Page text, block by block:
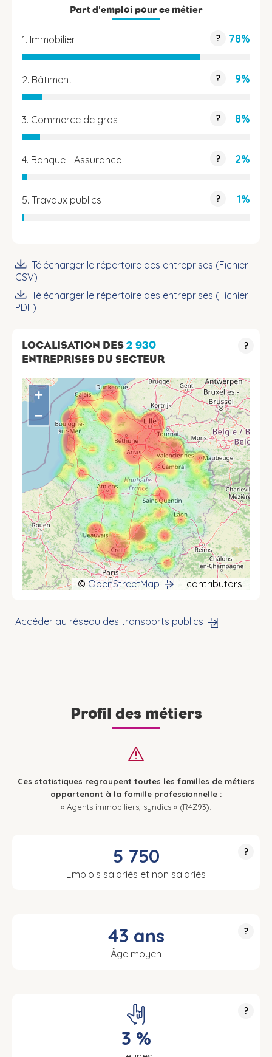
Part d'emploi pour ce métier
1. Immobilier ? 78%
2. Bâtiment ? 9%
3. Commerce de gros ? 8%
4. Banque - Assurance ? 2%
5. Travaux publics ? 1%
Télécharger le répertoire des entreprises (Fichier
CSV)
Télécharger le répertoire des entreprises (Fichier
PDF)
LOCALISATION DES2 930
ENTREPRISES DU SECTEUR
?
+
−
© OpenStreetMap contributors.
Accéder au réseau des transports publics
Profil des métiers
Ces statistiques regroupent toutes les familles de métiers
appartenant à la famille professionnelle :
« Agents immobiliers, syndics » (R4Z93).
?
5 750
Emplois salariés et non salariés
?
43 ans
Âge moyen
?
3 %